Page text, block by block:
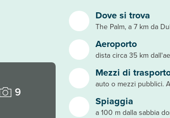
9
Dove si trova
The Palm, a 7 km da
Aeroporto
dista circa 35 km
Mezzi di
auto o mezzi pubblici.
Spiaggia
a 100 m dalla sabbia